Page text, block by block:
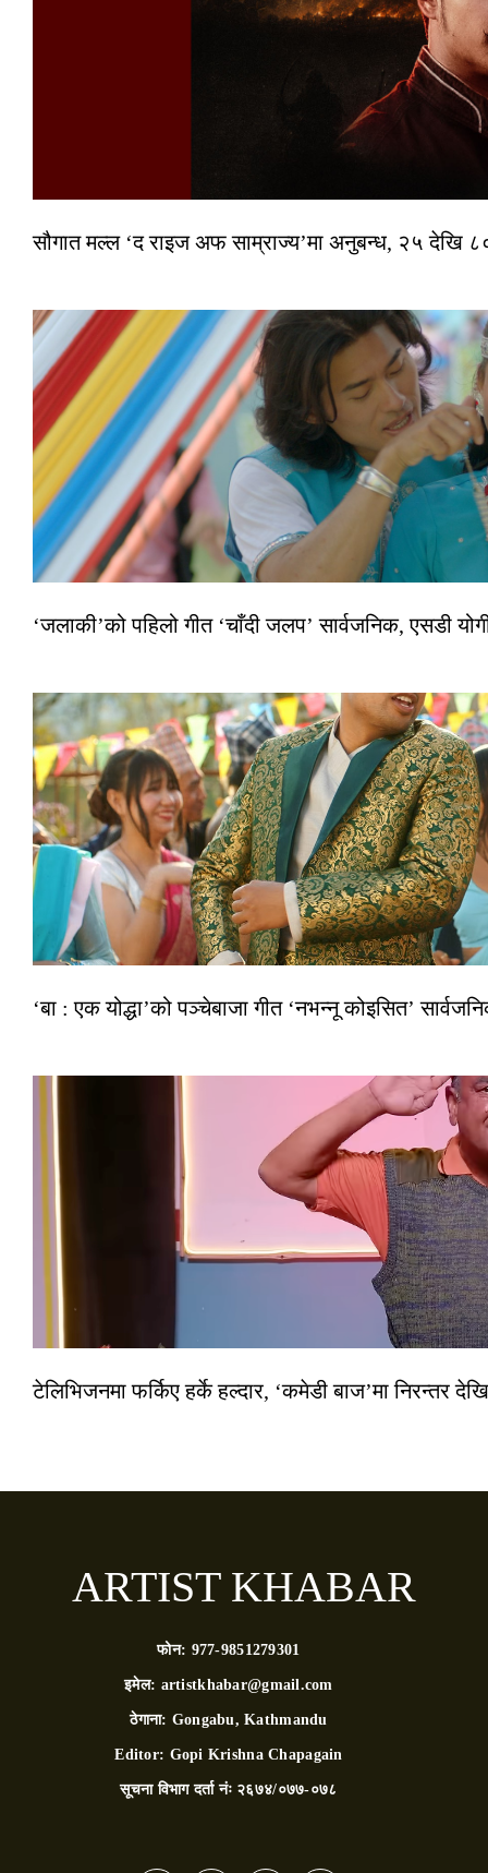
सौगात मल्ल ‘द राइज अफ साम्राज्य’मा अनुबन्ध, २५ देखि
‘जलाकी’को पहिलो गीत ‘चाँदी जलप’ सार्वजनिक, एसडी
‘बा : एक योद्धा’को पञ्चेबाजा गीत ‘नभन्नू कोइसित’
टेलिभिजनमा फर्किए हर्के हल्दार, ‘कमेडी बाज’मा निरन्तर
ARTIST KHABAR
फोन: 977-9851279301
इमेल: artistkhabar@gmail.com
ठेगाना: Gongabu, Kathmandu
Editor: Gopi Krishna Chapagain
सूचना विभाग दर्ता नंः २६७४/०७७-०७८